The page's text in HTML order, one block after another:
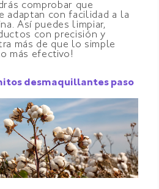
comprobar que
adaptan con facilidad a la
Así puedes limpiar,
con precisión y
más de que lo simple
más efectivo!
desmaquillantes paso